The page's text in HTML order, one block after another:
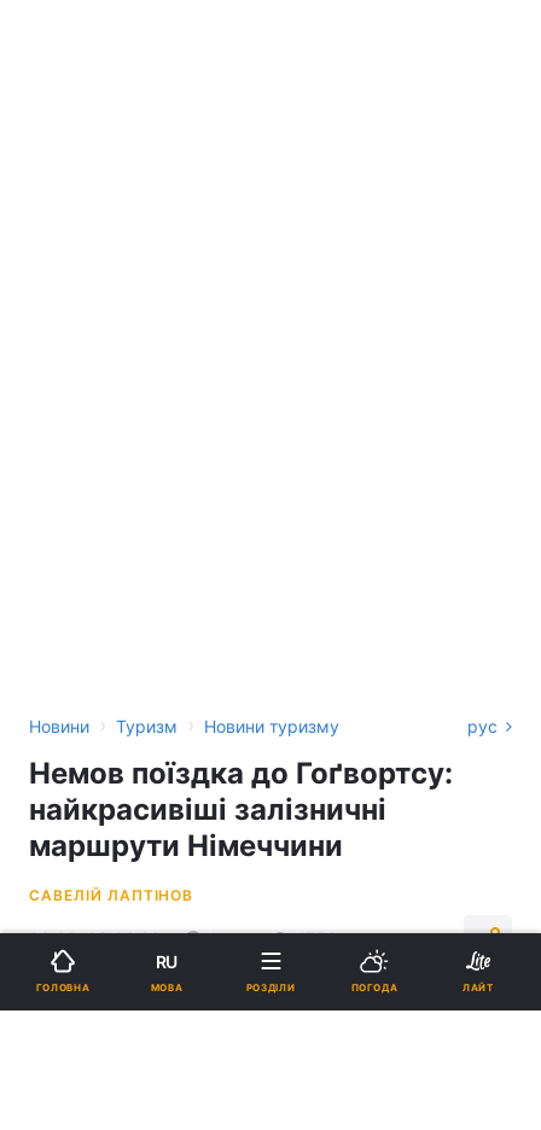
Новини › Туризм › Новини туризму рус
Немов поїздка до Гоґвортсу:
найкрасивіші залізничні
маршрути Німеччини
САВЕЛІЙ ЛАПТІНОВ
09:00, 08.06.26 4 хв. 4753
Підпишіться на нас в Google
ГОЛОВНА
RU
МОВА РОЗДІЛИ ПОГОДА ЛАЙТ